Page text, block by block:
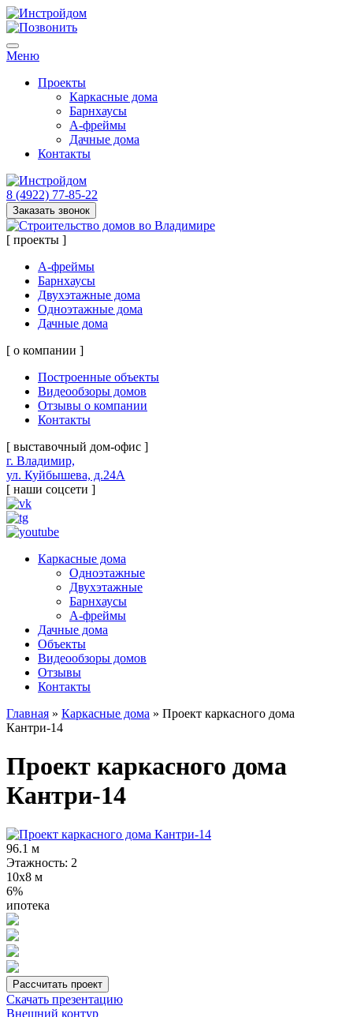
Меню
Проекты
Каркасные дома
Барнхаусы
А-фреймы
Дачные дома
Контакты
8 (4922) 77-85-22
Заказать звонок
[ проекты ]
А-фреймы
Барнхаусы
Двухэтажные дома
Одноэтажные дома
Дачные дома
[ о компании ]
Построенные объекты
Видеообзоры домов
Отзывы о компании
Контакты
[ выставочный дом-офис ]
г. Владимир,
ул. Куйбышева, д.24А
[ наши соцсети ]
Каркасные дома
Одноэтажные
Двухэтажные
Барнхаусы
А-фреймы
Дачные дома
Объекты
Видеообзоры домов
Отзывы
Контакты
Главная » Каркасные дома » Проект каркасного дома
Кантри-14
Проект каркасного дома
Кантри-14
96.1 м
Этажность: 2
10х8 м
6%
ипотека
Рассчитать проект
Скачать презентацию
Внешний контур